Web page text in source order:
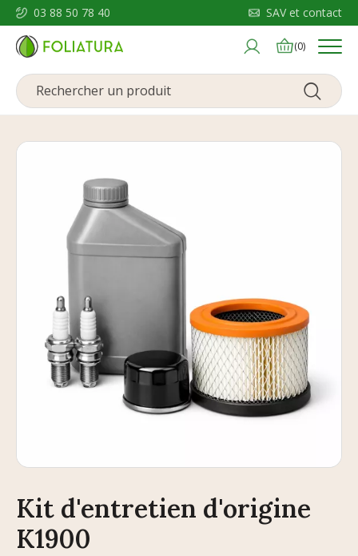
03 88 50 78 40 SAV et contact
(0) Menu
Kit d'entretien d'origine
K1900